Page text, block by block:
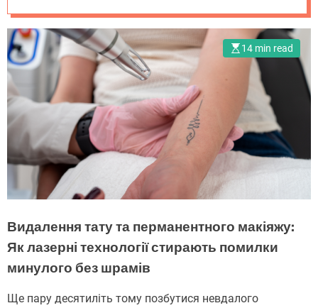
пікосекундні
лазери
14 min read
Видалення тату та перманентного макіяжу:
Як лазерні технології стирають помилки
минулого без шрамів
Ще пару десятиліть тому позбутися невдалого